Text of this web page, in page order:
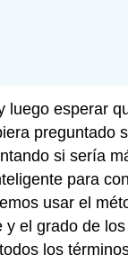
luego esperar
preguntado
si sería
para
usar el
y el grado de
los